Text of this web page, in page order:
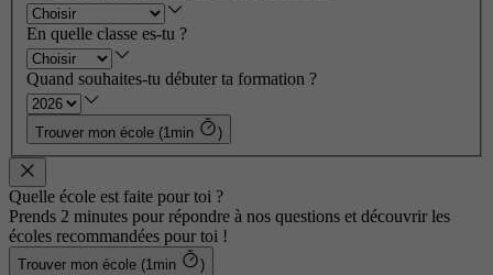
En quelle classe es-tu ?
Quand souhaites-tu débuter ta formation ?
Trouver mon école (1min )
Quelle école est faite pour toi ?
Prends 2 minutes pour répondre à nos questions et découvrir les
écoles recommandées pour toi !
Trouver mon école (1min )